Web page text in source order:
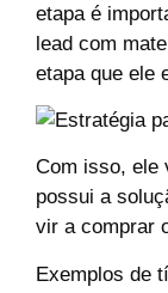
etapa é
lead com
etapa que ele
Com isso, ele
possui a
vir a comprar
Exemplos de